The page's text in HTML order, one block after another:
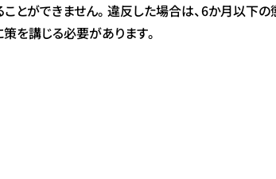
ができません。違反した場合は、6か月以下
を講じる必要があります。